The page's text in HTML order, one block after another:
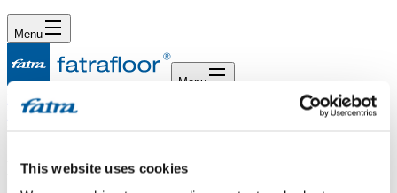
This website uses cookies
Menu
Menu
Domů
Dotazy/
Dotaz 657